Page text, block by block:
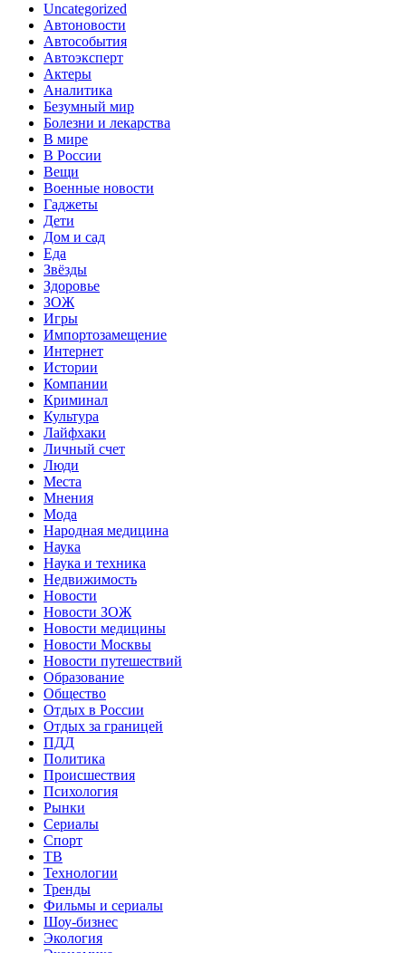
Uncategorized
Автоновости
Автособытия
Автоэксперт
Актеры
Аналитика
Безумный мир
Болезни и лекарства
В мире
В России
Вещи
Военные новости
Гаджеты
Дети
Дом и сад
Еда
Звёзды
Здоровье
ЗОЖ
Игры
Импортозамещение
Интернет
Истории
Компании
Криминал
Культура
Лайфхаки
Личный счет
Люди
Места
Мнения
Мода
Народная медицина
Наука
Наука и техника
Недвижимость
Новости
Новости ЗОЖ
Новости медицины
Новости Москвы
Новости путешествий
Образование
Общество
Отдых в России
Отдых за границей
ПДД
Политика
Происшествия
Психология
Рынки
Сериалы
Спорт
ТВ
Технологии
Тренды
Фильмы и сериалы
Шоу-бизнес
Экология